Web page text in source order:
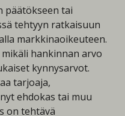
päätökseen tai
tehtyyn ratkaisuun
markkinaoikeuteen.
hankinnan arvo
kynnysarvot.
tarjoaja,
ehdokas tai muu
on tehtävä